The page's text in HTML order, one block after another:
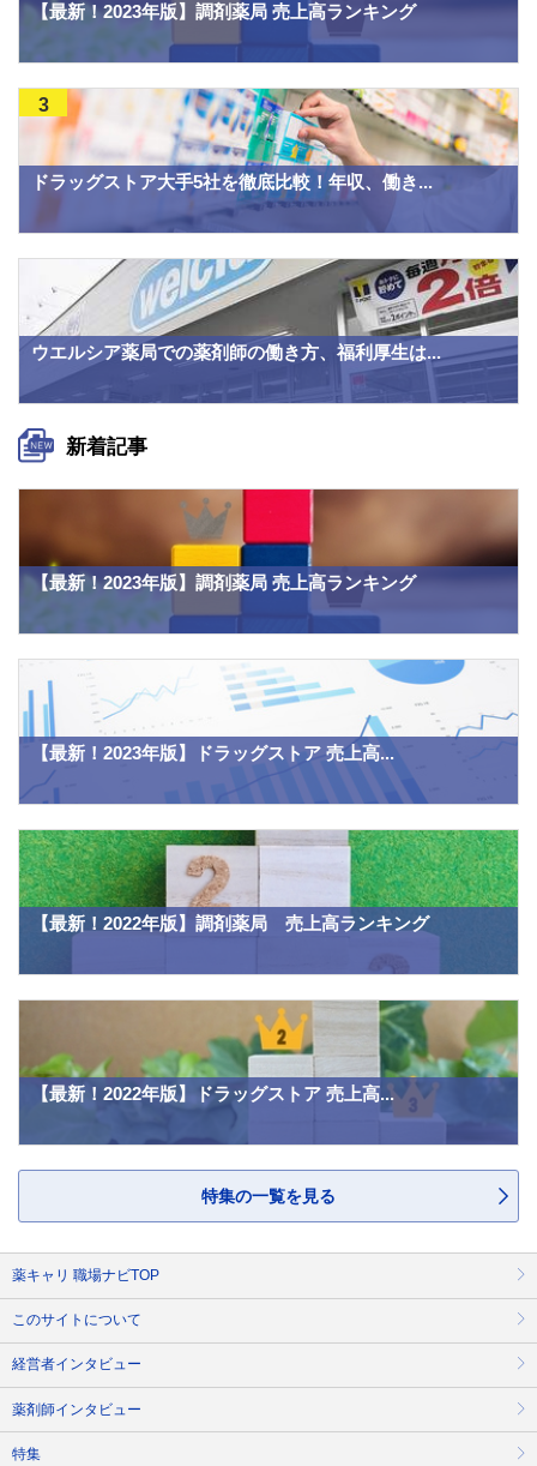
【最新！2023年版】調剤薬局 売上高ランキング
ドラッグストア大手5社を徹底比較！年収、働き...
3
ウエルシア薬局での薬剤師の働き方、福利厚生は...
新着記事
【最新！2023年版】調剤薬局 売上高ランキング
【最新！2023年版】ドラッグストア 売上高...
【最新！2022年版】調剤薬局 売上高ランキング
【最新！2022年版】ドラッグストア 売上高...
特集の一覧を見る
薬キャリ 職場ナビTOP
このサイトについて
経営者インタビュー
薬剤師インタビュー
特集